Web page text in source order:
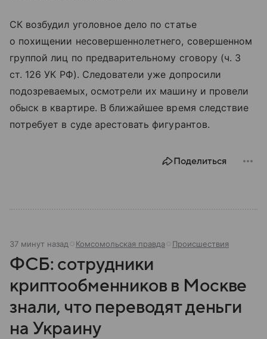
СК возбудил уголовное дело по статье
о похищении несовершеннолетнего, совершенном
группой лиц по предварительному сговору (ч. 3
ст. 126 УК РФ). Следователи уже допросили
подозреваемых, осмотрели их машину и провели
обыск в квартире. В ближайшее время следствие
потребует в суде арестовать фигурантов.
Поделиться
37 минут назад Комсомольская правда Происшествия
ФСБ: сотрудники
криптообменников в Москве
знали, что переводят деньги
на Украину